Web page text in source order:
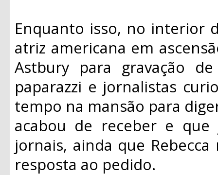
Enquanto isso, no interior
atriz americana em
Astbury para gravação
paparazzi e jornalistas
tempo na mansão para
acabou de receber e
jornais, ainda que
resposta ao pedido.